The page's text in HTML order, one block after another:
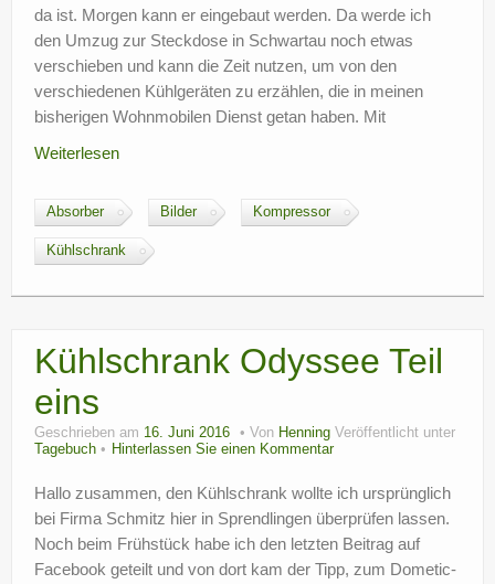
da ist. Morgen kann er eingebaut werden. Da werde ich
den Umzug zur Steckdose in Schwartau noch etwas
verschieben und kann die Zeit nutzen, um von den
verschiedenen Kühlgeräten zu erzählen, die in meinen
bisherigen Wohnmobilen Dienst getan haben. Mit
Weiterlesen
Absorber Bilder Kompressor
Kühlschrank
Kühlschrank Odyssee Teil
eins
Geschrieben am 16. Juni 2016 Von Henning Veröffentlicht unter
Tagebuch
Hinterlassen Sie einen Kommentar
Hallo zusammen, den Kühlschrank wollte ich ursprünglich
bei Firma Schmitz hier in Sprendlingen überprüfen lassen.
Noch beim Frühstück habe ich den letzten Beitrag auf
Facebook geteilt und von dort kam der Tipp, zum Dometic-